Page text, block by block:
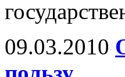
09.03.2010